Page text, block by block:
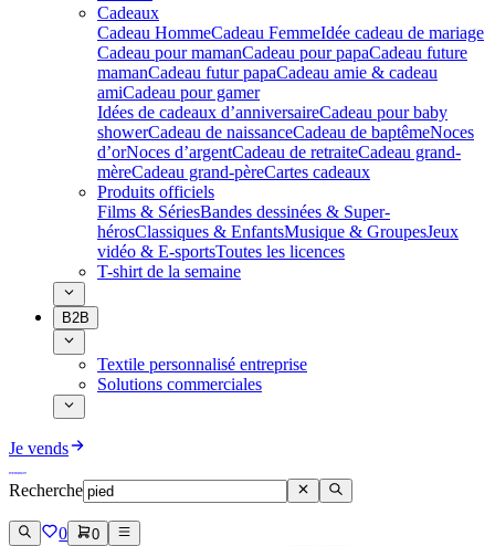
Cadeaux
Cadeau HommeCadeau FemmeIdée cadeau de mariage​
Cadeau pour mamanCadeau pour papaCadeau future
mamanCadeau futur papaCadeau amie & cadeau
amiCadeau pour gamer
Idées de cadeaux d’anniversaireCadeau pour baby
showerCadeau de naissanceCadeau de baptêmeNoces
d’orNoces d’argentCadeau de retraiteCadeau grand-
mèreCadeau grand-pèreCartes cadeaux
Produits officiels
Films & SériesBandes dessinées & Super-
hérosClassiques & EnfantsMusique & GroupesJeux
vidéo & E-sportsToutes les licences
T-shirt de la semaine
B2B
Textile personnalisé entreprise
Solutions commerciales
Je vends
Recherche
0 0